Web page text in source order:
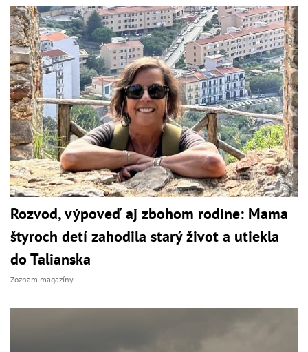
Rozvod, výpoveď aj zbohom rodine: Mama
štyroch detí zahodila starý život a utiekla
do Talianska
Zoznam magazíny